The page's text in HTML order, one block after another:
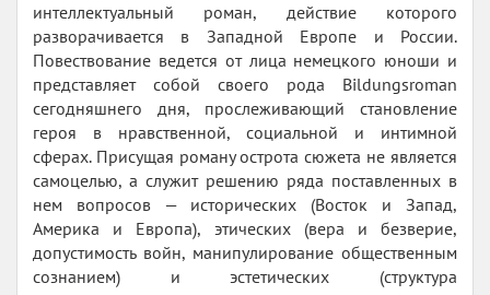
интеллектуальный роман, действие которого
разворачивается в Западной Европе и России.
Повествование ведется от лица немецкого юноши и
представляет собой своего рода Bildungsroman
сегодняшнего дня, прослеживающий становление
героя в нравственной, социальной и интимной
сферах. Присущая роману острота сюжета не является
самоцелью, а служит решению ряда поставленных в
нем вопросов — исторических (Восток и Запад,
Америка и Европа), этических (вера и безверие,
допустимость войн, манипулирование общественным
сознанием) и эстетических (структура